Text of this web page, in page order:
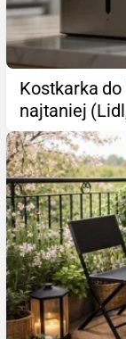
Kostkarka
najtaniej